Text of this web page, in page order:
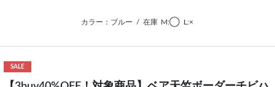
カラー：ブルー / 在庫 M:◯ L:×
SALE